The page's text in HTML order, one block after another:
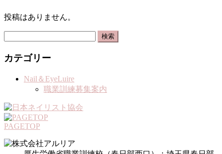
投稿はありません。
カテゴリー
Nail＆EyeLuire
職業訓練募集案内
PAGETOP